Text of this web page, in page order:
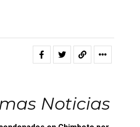
Noticias